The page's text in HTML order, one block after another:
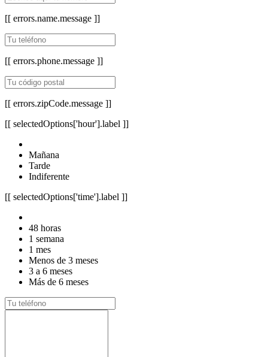
[[ errors.name.message ]]
[[ errors.phone.message ]]
[[ errors.zipCode.message ]]
[[ selectedOptions['hour'].label ]]
Mañana
Tarde
Indiferente
[[ selectedOptions['time'].label ]]
48 horas
1 semana
1 mes
Menos de 3 meses
3 a 6 meses
Más de 6 meses